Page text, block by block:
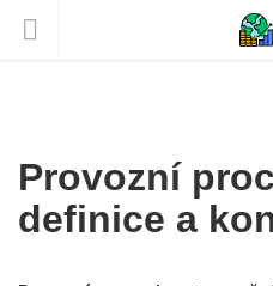
Provozní
definice a